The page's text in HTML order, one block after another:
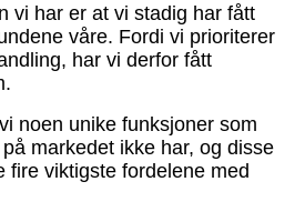
vi har er at vi stadig har fått
våre. Fordi vi prioriterer
har vi derfor fått
noen unike funksjoner som
markedet ikke har, og disse
fire viktigste fordelene med